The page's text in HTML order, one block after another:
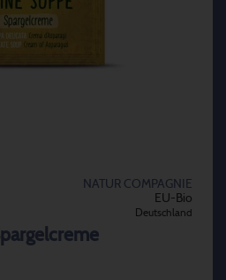
NATUR COMPAGNIE
EU-Bio
Deutschland